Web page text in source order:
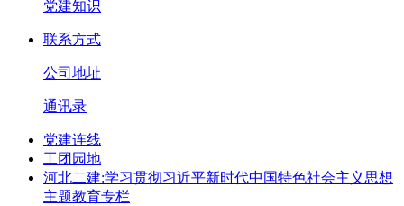
党建知识
联系方式
公司地址
通讯录
党建连线
工团园地
河北二建:学习贯彻习近平新时代中国特色社会主义思想
主题教育专栏